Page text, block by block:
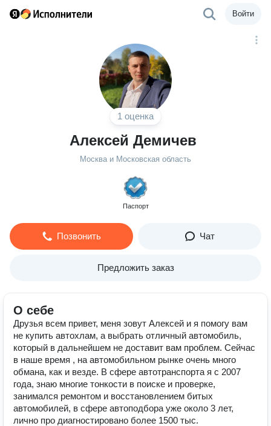
Войти
1 оценка
Алексей Демичев
Москва и Московская область
Паспорт
Позвонить Чат
Предложить заказ
О себе
Друзья всем привет, меня зовут Алексей и я помогу вам
не купить автохлам, а выбрать отличный автомобиль,
который в дальнейшем не доставит вам проблем. Сейчас
в наше время , на автомобильном рынке очень много
обмана, как и везде. В сфере автотранспорта я с 2007
года, знаю многие тонкости в поиске и проверке,
занимался ремонтом и восстановлением битых
автомобилей, в сфере автоподбора уже около 3 лет,
лично про диагностировано более 1500 тыс.